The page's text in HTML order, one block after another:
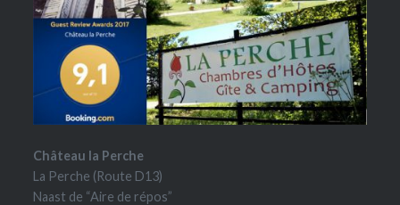
Château la Perche
La Perche (Route D13)
Naast de “Aire de répos”